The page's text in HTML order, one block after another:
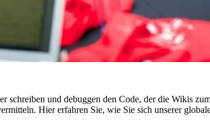
schreiben und debuggen den Code, der die Wikis
Hier erfahren Sie, wie Sie sich unserer